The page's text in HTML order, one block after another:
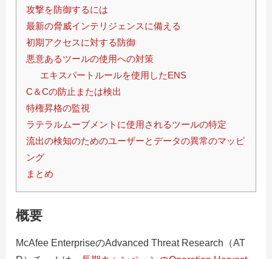
攻撃を防御するには
最新の脅威インテリジェンスに備える
初期アクセスに対する防御
悪意あるツールの使用への対策
エキスパートルールを使用したENS
C＆Cの防止または検出
特権昇格の監視
ラテラルムーブメントに使用されるツールの特定
流出の検知のためのユーザーとデータの異常のマッピ
ング
まとめ
概要
McAfee EnterpriseのAdvanced Threat Research（AT